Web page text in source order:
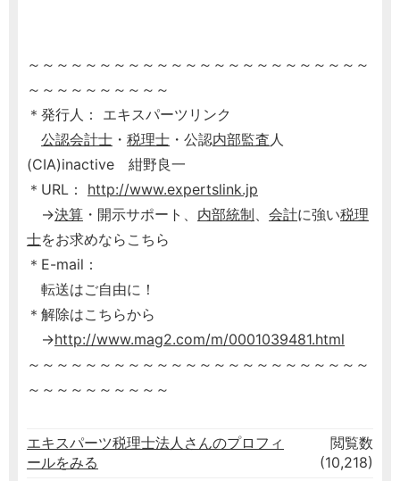
～～～～～～～～～～～～～～～～～～～～～～～～
～～～～～～～～～～
＊発行人： エキスパーツリンク
公認会計士 ・ 税理士 ・公認内部監査人
(CIA)inactive 紺野良一
＊URL： http://www.expertslink.jp
→決算 ・開示サポート、 内部統制、 会計に強い税理
士をお求めならこちら
＊E-mail：
転送はご自由に！
＊解除はこちらから
→http://www.mag2.com/m/0001039481.html
～～～～～～～～～～～～～～～～～～～～～～～～
～～～～～～～～～～
エキスパーツ税理士法人さんのプロフィ
ールをみる
閲覧数
(10,218)